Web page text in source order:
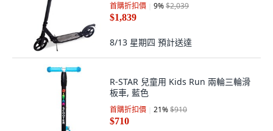
首購折扣價 9%$2,039
$1,839
8/13 星期四 預計送達
R-STAR 兒童用 Kids Run 兩輪三輪滑
板車, 藍色
首購折扣價 21%$910
$710